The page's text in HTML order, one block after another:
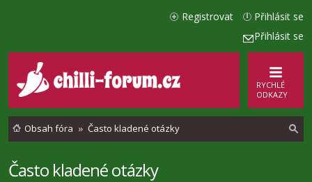
Přihlásit se
Přihlásit se
Registrovat
RYCHLÉ
ODKAZY
Obsah fóra Často kladené otázky
Často kladené otázky